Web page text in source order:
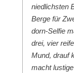
niedlich­sten
Berge für
dorn-Self­ie
drei, vier
Mund, drauf
macht